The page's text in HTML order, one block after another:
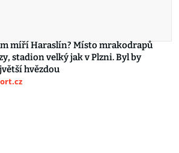
míří Haraslín? Místo mrakodrapů
stadion velký jak v Plzni. Byl by
hvězdou